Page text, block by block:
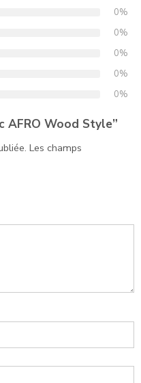
0%
0%
0%
0%
0%
AFRO Wood Style”
Les champs